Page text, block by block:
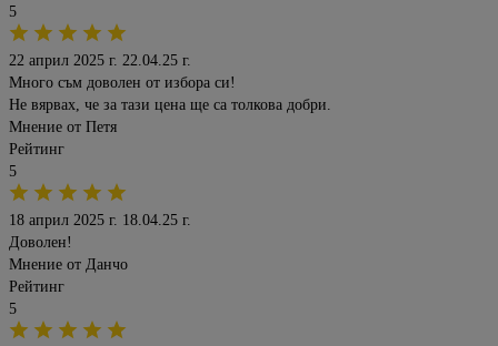
5
22 април 2025 г. 22.04.25 г.
Много съм доволен от избора си!
Не вярвах, че за тази цена ще са толкова добри.
Мнение от Петя
Рейтинг
5
18 април 2025 г. 18.04.25 г.
Доволен!
Мнение от Данчо
Рейтинг
5